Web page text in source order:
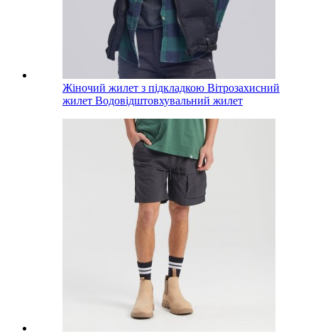
Жіночий жилет з підкладкою Вітрозахисний
жилет Водовідштовхувальний жилет